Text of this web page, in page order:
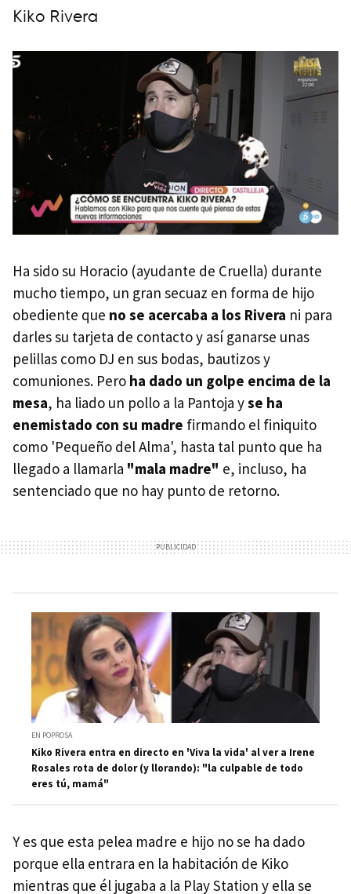
Kiko Rivera
Ha sido su Horacio (ayudante de Cruella) durante
mucho tiempo, un gran secuaz en forma de hijo
obediente que no se acercaba a los Rivera ni para
darles su tarjeta de contacto y así ganarse unas
pelillas como DJ en sus bodas, bautizos y
comuniones. Pero ha dado un golpe encima de la
mesa, ha liado un pollo a la Pantoja yse ha
enemistado con su madre firmando el finiquito
como 'Pequeño del Alma', hasta tal punto que ha
llegado a llamarla "mala madre" e, incluso, ha
sentenciado que no hay punto de retorno.
EN POPROSA
Kiko Rivera entra en directo en 'Viva la vida' al ver a Irene
Rosales rota de dolor (y llorando): "la culpable de todo
eres tú, mamá"
Y es que esta pelea madre e hijo no se ha dado
porque ella entrara en la habitación de Kiko
mientras que él jugaba a la Play Station y ella se